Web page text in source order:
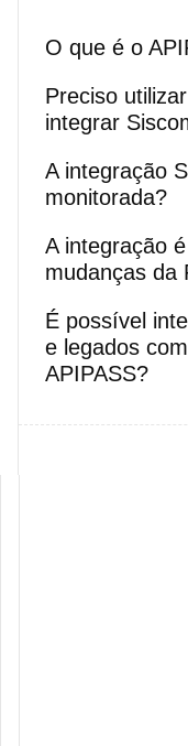
O que é o
Preciso
integrar
A integração
monitorada?
A integração
mudanças da
É possível
e legados
APIPASS?